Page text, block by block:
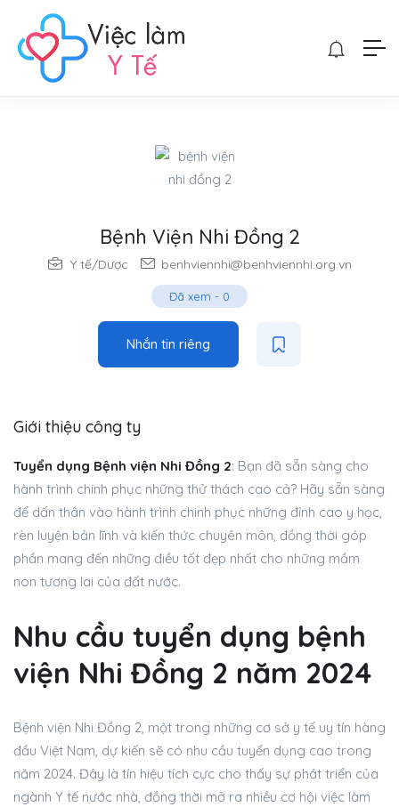
Bệnh Viện Nhi Đồng 2
Y tế/Dược benhviennhi@benhviennhi.org.vn
Đã xem - 0
Nhắn tin riêng
Giới thiệu công ty
Tuyển dụng Bệnh viện Nhi Đồng 2: Bạn đã sẵn sàng cho
hành trình chinh phục những thử thách cao cả? Hãy sẵn sàng
để dấn thân vào hành trình chinh phục những đỉnh cao y học,
rèn luyện bản lĩnh và kiến thức chuyên môn, đồng thời góp
phần mang đến những điều tốt đẹp nhất cho những mầm
non tương lai của đất nước.
Nhu cầu tuyển dụng bệnh
viện Nhi Đồng 2 năm 2024
Bệnh viện Nhi Đồng 2, một trong những cơ sở y tế uy tín hàng
đầu Việt Nam, dự kiến sẽ có nhu cầu tuyển dụng cao trong
năm 2024. Đây là tín hiệu tích cực cho thấy sự phát triển của
ngành Y tế nước nhà, đồng thời mở ra nhiều cơ hội việc làm